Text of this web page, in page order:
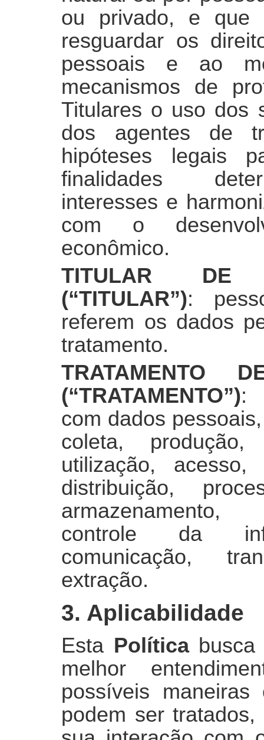
ou privado, e que
resguardar os
pessoais e ao
mecanismos de
Titulares o uso dos
dos agentes de
hipóteses legais
finalidades
interesses e
com o
econômico.
TITULAR DE
(“TITULAR”):
referem os dados
tratamento.
TRATAMENTO
(“TRATAMENTO”):
com dados
coleta, produção,
utilização, acesso,
distribuição,
controle da
comunicação,
extração.
3. Aplicabilidade
Esta Políticabusca
melhor
possíveis
podem ser